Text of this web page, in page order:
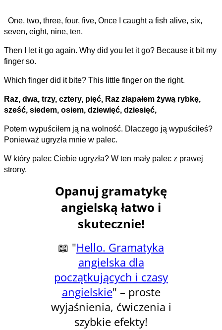
One, two, three, four, five, Once I caught a fish alive, six,
seven, eight, nine, ten,
Then I let it go again. Why did you let it go? Because it bit my
finger so.
Which finger did it bite? This little finger on the right.
Raz, dwa, trzy, cztery, pięć, Raz złapałem żywą rybkę,
sześć, siedem, osiem, dziewięć, dziesięć,
Potem wypuściłem ją na wolność. Dlaczego ją wypuściłeś?
Ponieważ ugryzła mnie w palec.
W który palec Ciebie ugryzła? W ten mały palec z prawej
strony.
Opanuj gramatykę
angielską łatwo i
skutecznie!
📖 "Hello. Gramatyka
angielska dla
początkujących i czasy
angielskie" – proste
wyjaśnienia, ćwiczenia i
szybkie efekty!